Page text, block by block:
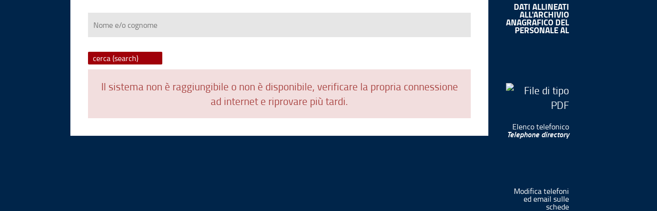
Nome
cognome
Il sistema non è raggiungibile o non è disponibile, verificare la propria connessione
ad internet e riprovare più tardi.
DATI ALLINEATI
ALL'ARCHIVIO
ANAGRAFICO DEL
PERSONALE AL
Elenco telefonico
Telephone directory
Modifica telefoni
ed email sulle
schede